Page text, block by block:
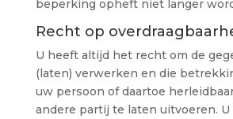
beperking opheft niet langer
Recht op
U heeft altijd het recht om de
(laten) verwerken en die
uw persoon of daartoe
andere partij te laten uitvoeren.